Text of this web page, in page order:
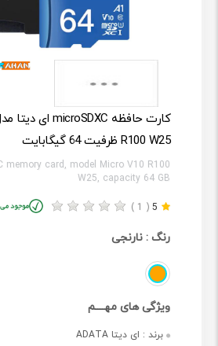
R100 W25 ظرفیت 64 گیگابایت
memory card, model Micro V10 R100
W25, capacity 64 GB
5
( 1 )
رنگ : نارنجی
ویژگی های مهــــم
برند : ای دیتا ADATA